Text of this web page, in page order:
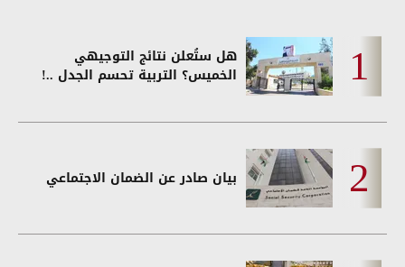
هل ستُعلن نتائج التوجيهي
الخميس؟ التربية تحسم الجدل ..!
بيان صادر عن الضمان الاجتماعي